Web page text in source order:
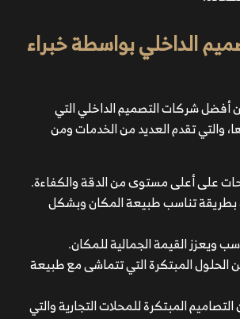
الداخلي بواسطة خبراء
أفضل شركات التصميم الداخلي التي
والتي تقدم العديد من الخدمات ومن
على أعلى مستوى من الدقة والكفاءة.
بطريقة تناسب طبيعة المكان وبشكل
ويعزز القيمة الجمالية للمكان.
الحلول المبتكرة التي تتماشى مع طبيعة
المبتكرة للمحلات التجارية والتي